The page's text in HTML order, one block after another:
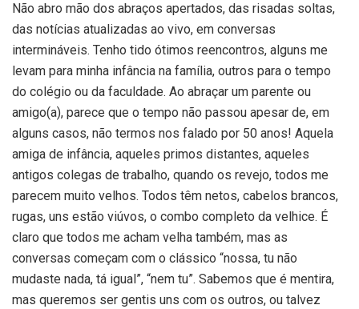
Não abro mão dos abraços apertados, das risadas soltas,
das notícias atualizadas ao vivo, em conversas
intermináveis. Tenho tido ótimos reencontros, alguns me
levam para minha infância na família, outros para o tempo
do colégio ou da faculdade. Ao abraçar um parente ou
amigo(a), parece que o tempo não passou apesar de, em
alguns casos, não termos nos falado por 50 anos! Aquela
amiga de infância, aqueles primos distantes, aqueles
antigos colegas de trabalho, quando os revejo, todos me
parecem muito velhos. Todos têm netos, cabelos brancos,
rugas, uns estão viúvos, o combo completo da velhice. É
claro que todos me acham velha também, mas as
conversas começam com o clássico “nossa, tu não
mudaste nada, tá igual”, “nem tu”. Sabemos que é mentira,
mas queremos ser gentis uns com os outros, ou talvez